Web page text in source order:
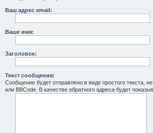
Ваш адрес email:
Ваше имя:
Заголовок:
Текст сообщения:
Сообщение будет отправлено в виде простого текста,
или BBCode. В качестве обратного адреса будет